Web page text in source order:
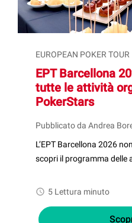
EUROPEAN POKER TOUR
EPT Barcellona
tutte le attività
PokerStars
Pubblicato da Andrea
L’EPT Barcellona 2026
scopri il programma delle
watch_later 5 Lettura minuto